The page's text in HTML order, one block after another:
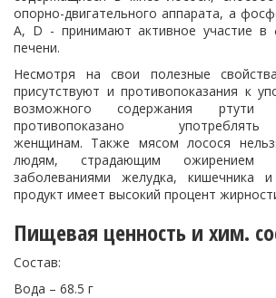
опорно-двигательного аппарата, а
А, D - принимают активное участие в
печени.
Несмотря на свои полезные
присутствуют и противопоказания к
возможного содержания
противопоказано
женщинам. Также мясом лосося
людям, страдающим ожирением
заболеваниями желудка, кишечника
продукт имеет высокий процент
Пищевая ценность и хим.
Состав:
Вода – 68.5 г